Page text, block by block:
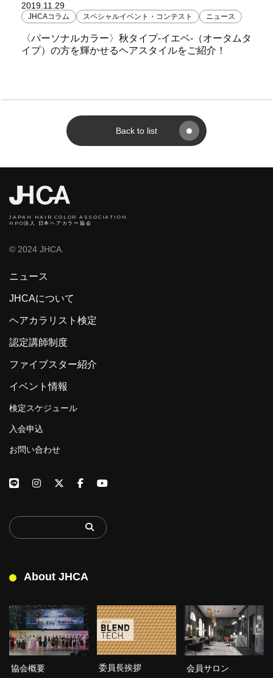
2019.11.29
JHCAコラム スペシャルイベント・コンテスト ニュース
〈パーソナルカラー〉秋タイプ-イエベ-（オータムタ
イプ）の方を輝かせるヘアスタイルをご紹介！
Back to list
JAPAN HAIR COLOR ASSOCIATION
NPO法人 日本ヘアカラー協会
© 2024 JHCA.
ニュース
JHCAについて
ヘアカラリスト検定
認定講師制度
ファイブスター紹介
イベント情報
検定スケジュール
入会申込
お問い合わせ
About JHCA
協会概要 委員長挨拶 会員サロン